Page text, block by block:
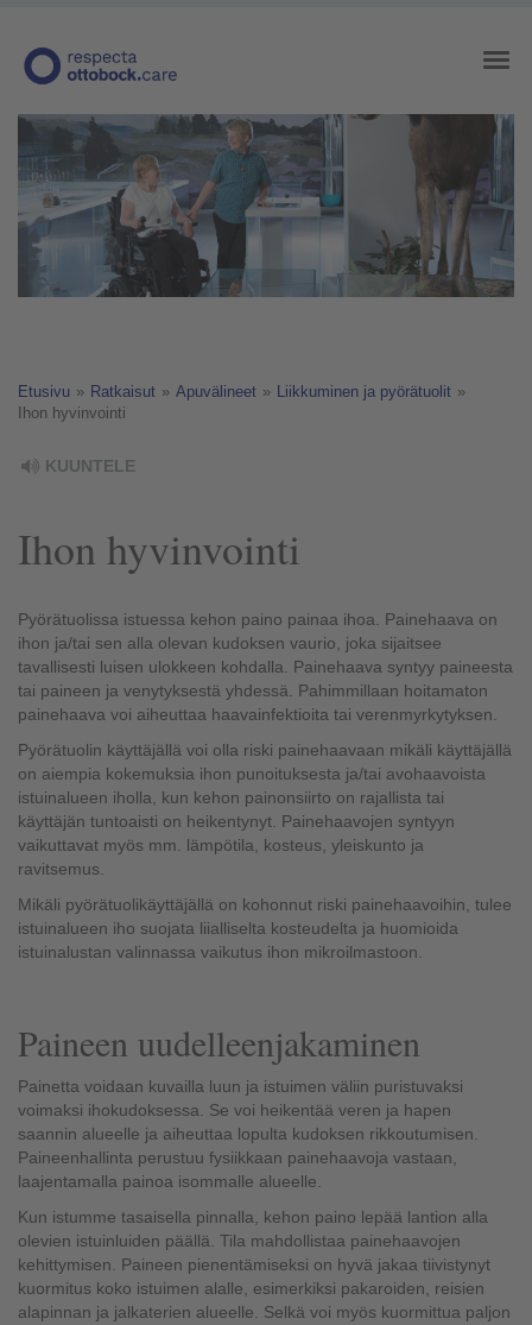
Etusivu » Ratkaisut » Apuvälineet » Liikkuminen ja pyörätuolit »
Ihon hyvinvointi
KUUNTELE
Ihon hyvinvointi
Pyörätuolissa istuessa kehon paino painaa ihoa. Painehaava on
ihon ja/tai sen alla olevan kudoksen vaurio, joka sijaitsee
tavallisesti luisen ulokkeen kohdalla. Painehaava syntyy paineesta
tai paineen ja venytyksestä yhdessä. Pahimmillaan hoitamaton
painehaava voi aiheuttaa haavainfektioita tai verenmyrkytyksen.
Pyörätuolin käyttäjällä voi olla riski painehaavaan mikäli käyttäjällä
on aiempia kokemuksia ihon punoituksesta ja/tai avohaavoista
istuinalueen iholla, kun kehon painonsiirto on rajallista tai
käyttäjän tuntoaisti on heikentynyt. Painehaavojen syntyyn
vaikuttavat myös mm. lämpötila, kosteus, yleiskunto ja
ravitsemus.
Mikäli pyörätuolikäyttäjällä on kohonnut riski painehaavoihin, tulee
istuinalueen iho suojata liialliselta kosteudelta ja huomioida
istuinalustan valinnassa vaikutus ihon mikroilmastoon.
Paineen uudelleenjakaminen
Painetta voidaan kuvailla luun ja istuimen väliin puristuvaksi
voimaksi ihokudoksessa. Se voi heikentää veren ja hapen
saannin alueelle ja aiheuttaa lopulta kudoksen rikkoutumisen.
Paineenhallinta perustuu fysiikkaan painehaavoja vastaan,
laajentamalla painoa isommalle alueelle.
Kun istumme tasaisella pinnalla, kehon paino lepää lantion alla
olevien istuinluiden päällä. Tila mahdollistaa painehaavojen
kehittymisen. Paineen pienentämiseksi on hyvä jakaa tiivistynyt
kuormitus koko istuimen alalle, esimerkiksi pakaroiden, reisien
alapinnan ja jalkaterien alueelle. Selkä voi myös kuormittua paljon